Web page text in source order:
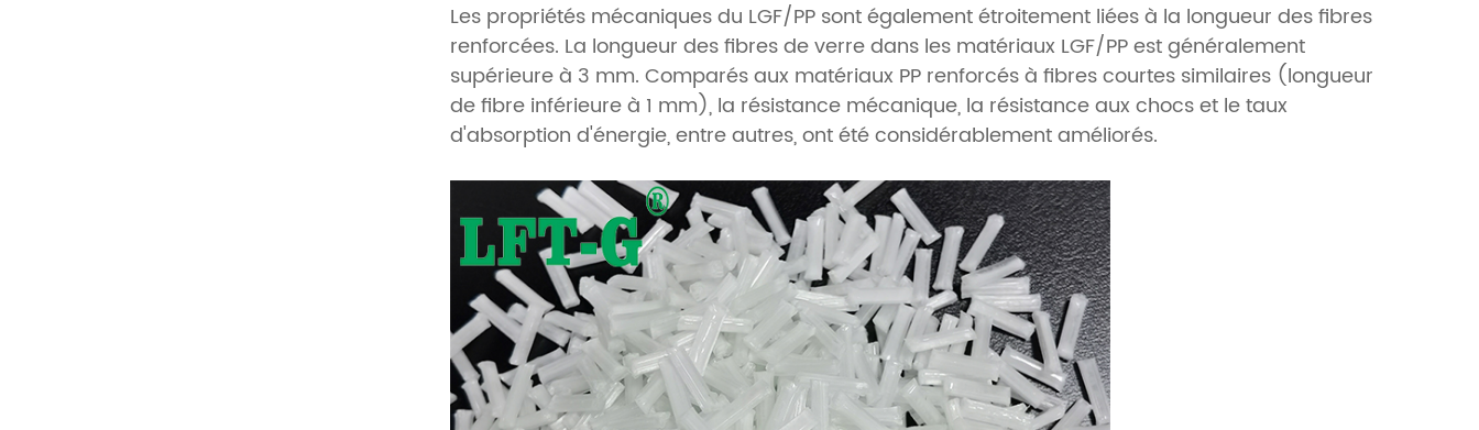
Les propriétés mécaniques du LGF/PP sont également étroitement liées à la longueur des fibres
renforcées. La longueur des fibres de verre dans les matériaux LGF/PP est généralement
supérieure à 3 mm. Comparés aux matériaux PP renforcés à fibres courtes similaires (longueur
de fibre inférieure à 1 mm), la résistance mécanique, la résistance aux chocs et le taux
d'absorption d'énergie, entre autres, ont été considérablement améliorés.